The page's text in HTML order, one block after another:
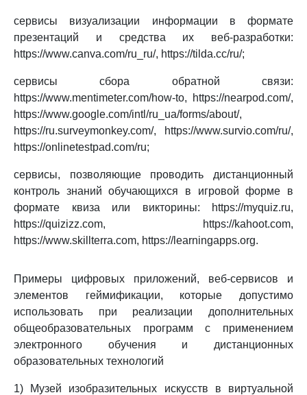
сервисы визуализации информации в формате
презентаций и средства их веб-разработки:
https://www.canva.com/ru_ru/, https://tilda.cc/ru/;
сервисы сбора обратной связи:
https://www.mentimeter.com/how-to, https://nearpod.com/,
https://www.google.com/intl/ru_ua/forms/about/,
https://ru.surveymonkey.com/, https://www.survio.com/ru/,
https://onlinetestpad.com/ru;
сервисы, позволяющие проводить дистанционный
контроль знаний обучающихся в игровой форме в
формате квиза или викторины: https://myquiz.ru,
https://quizizz.com, https://kahoot.com,
https://www.skillterra.com, https://learningapps.org.
Примеры цифровых приложений, веб-сервисов и
элементов геймификации, которые допустимо
использовать при реализации дополнительных
общеобразовательных программ с применением
электронного обучения и дистанционных
образовательных технологий
1) Музей изобразительных искусств в виртуальной